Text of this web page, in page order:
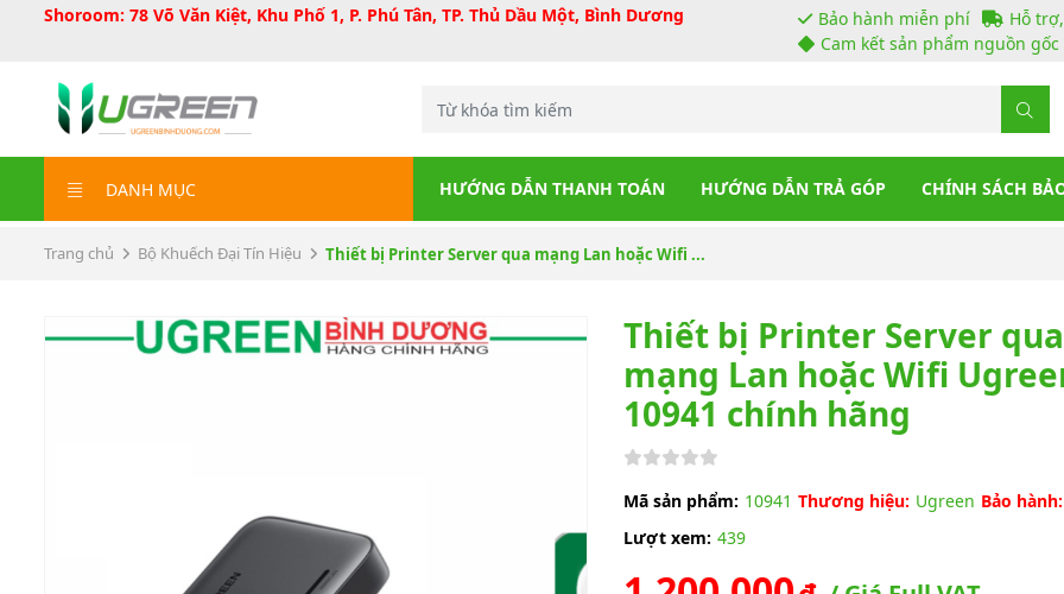
Shoroom: 78 Võ Văn Kiệt, Khu Phố 1, P. Phú Tân, TP. Thủ Dầu Một, Bình Dương Bảo hành miễn phí
Hỗ
Cam kết sản phẩm nguồn
DANH MỤC HƯỚNG DẪN THANH TOÁN HƯỚNG DẪN TRẢ GÓP CHÍNH SÁCH
Trang chủ Bộ Khuếch Đại Tín Hiệu Thiết bị Printer Server qua mạng Lan hoặc Wifi ...
Thiết bị Printer Server qua
mạng Lan hoặc Wifi
10941 chính hãng
Mã sản phẩm: 10941 Thương hiệu: Ugreen Bảo hành:
Lượt xem: 439